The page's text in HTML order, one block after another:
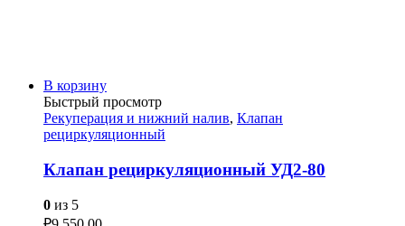
В корзину
Быстрый просмотр
Рекуперация и нижний налив, Клапан
рециркуляционный
Клапан рециркуляционный УД2-80
0 из 5